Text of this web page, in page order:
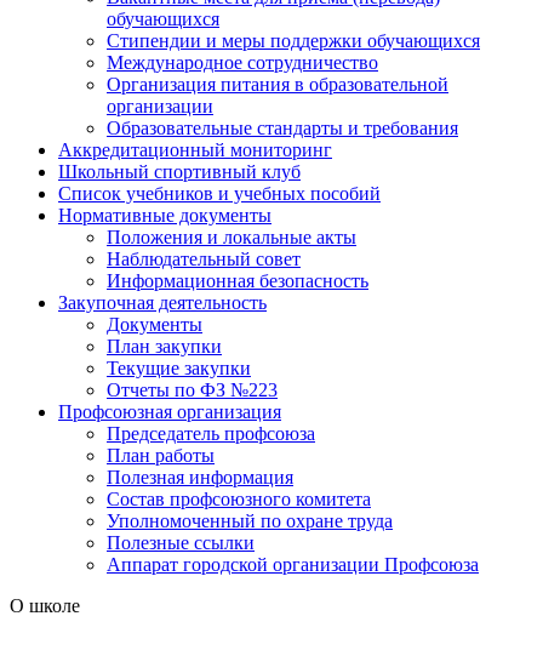
обучающихся
Стипендии и меры поддержки обучающихся
Международное сотрудничество
Организация питания в образовательной
организации
Образовательные стандарты и требования
Аккредитационный мониторинг
Школьный спортивный клуб
Список учебников и учебных пособий
Нормативные документы
Положения и локальные акты
Наблюдательный совет
Информационная безопасность
Закупочная деятельность
Документы
План закупки
Текущие закупки
Отчеты по ФЗ №223
Профсоюзная организация
Председатель профсоюза
План работы
Полезная информация
Состав профсоюзного комитета
Уполномоченный по охране труда
Полезные ссылки
Аппарат городской организации Профсоюза
О школе